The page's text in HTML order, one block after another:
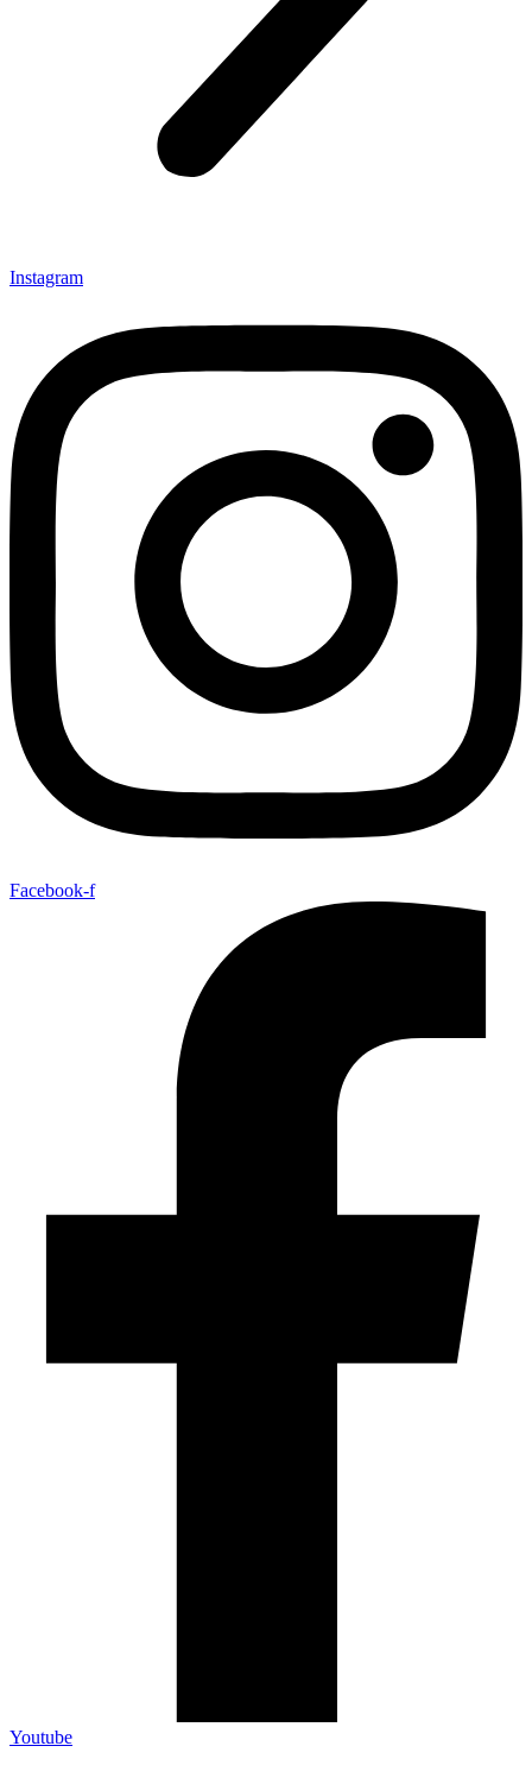
Instagram
Facebook-f
Youtube